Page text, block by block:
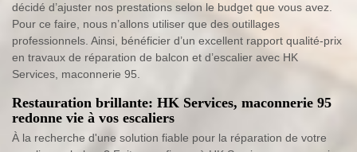
décidé d’ajuster nos prestations selon le budget que vous avez.
Pour ce faire, nous n’allons utiliser que des outillages
professionnels. Ainsi, bénéficier d’un excellent rapport qualité-prix
en travaux de réparation de balcon et d’escalier avec HK
Services, maconnerie 95.
Restauration brillante: HK Services, maconnerie 95
redonne vie à vos escaliers
À la recherche d'une solution fiable pour la réparation de votre